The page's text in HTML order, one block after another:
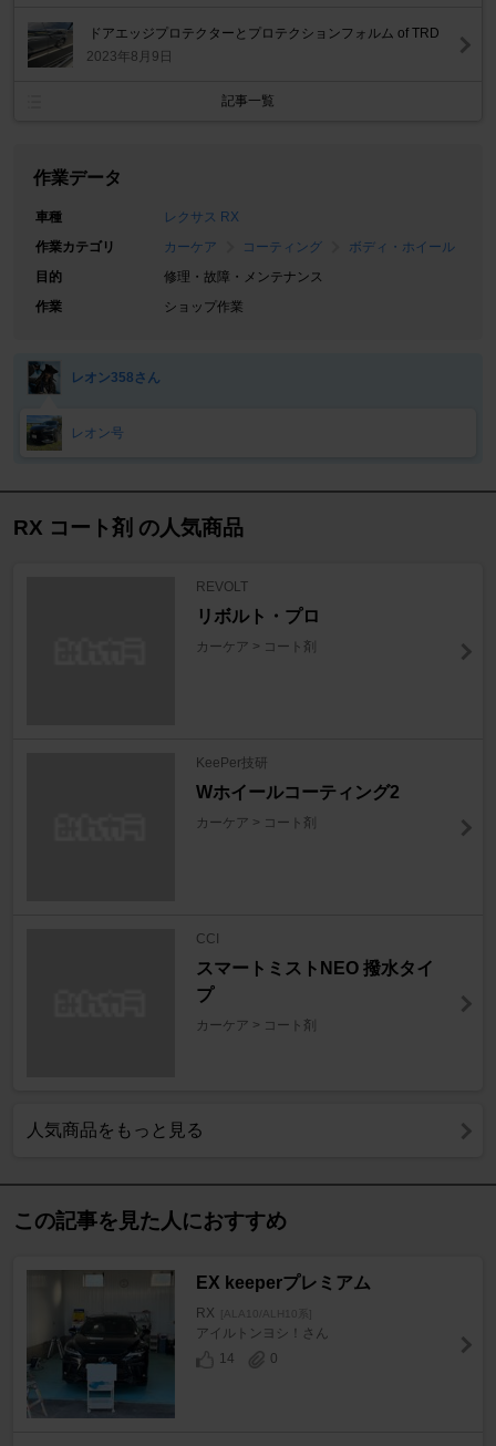
ドアエッジプロテクターとプロテクションフォルム of TRD
2023年8月9日
記事一覧
作業データ
車種
レクサス RX
作業カテゴリ
カーケア コーティング
ボディ・ホイール
目的
修理・故障・メンテナンス
作業
ショップ作業
レオン358さん
レオン号
RX コート剤 の人気商品
REVOLT
リボルト・プロ
カーケア > コート剤
KeePer技研
Wホイールコーティング2
カーケア > コート剤
CCI
スマートミストNEO 撥水タイ
プ
カーケア > コート剤
人気商品をもっと見る
この記事を見た人におすすめ
EX keeperプレミアム
RX [ALA10/ALH10系]
アイルトンヨシ！さん
14
0